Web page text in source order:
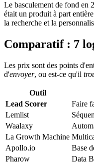
Le basculement de fond en
était un produit à part
la recherche et la
Comparatif : 7
Les prix sont des points
d'envoyer, ou est-ce qu'il
Outil
Lead Scorer
Faire
Lemlist
Waalaxy
La Growth Machine
Apollo.io
Base
Pharow
Data